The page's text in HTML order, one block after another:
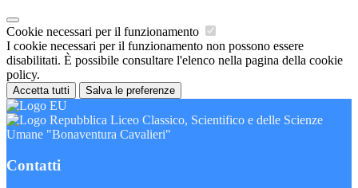
Cookie necessari per il funzionamento
I cookie necessari per il funzionamento non possono essere
disabilitati. È possibile consultare l'elenco nella pagina della cookie
policy.
Accetta tutti Salva le preferenze
Liceo Classico, Scientifico e delle Scienze
Umane "Bonaventura Cavalieri"
Contatti